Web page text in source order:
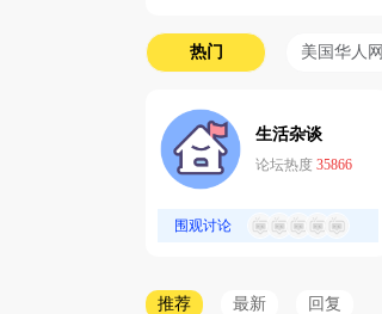
热门 美国华人网
生活杂谈
论坛热度 35866
围观讨论
推荐 最新 回复